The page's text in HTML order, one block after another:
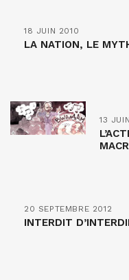
18 JUIN 2010
LA NATION, LE
13
20 SEPTEMBRE 2012
INTERDIT